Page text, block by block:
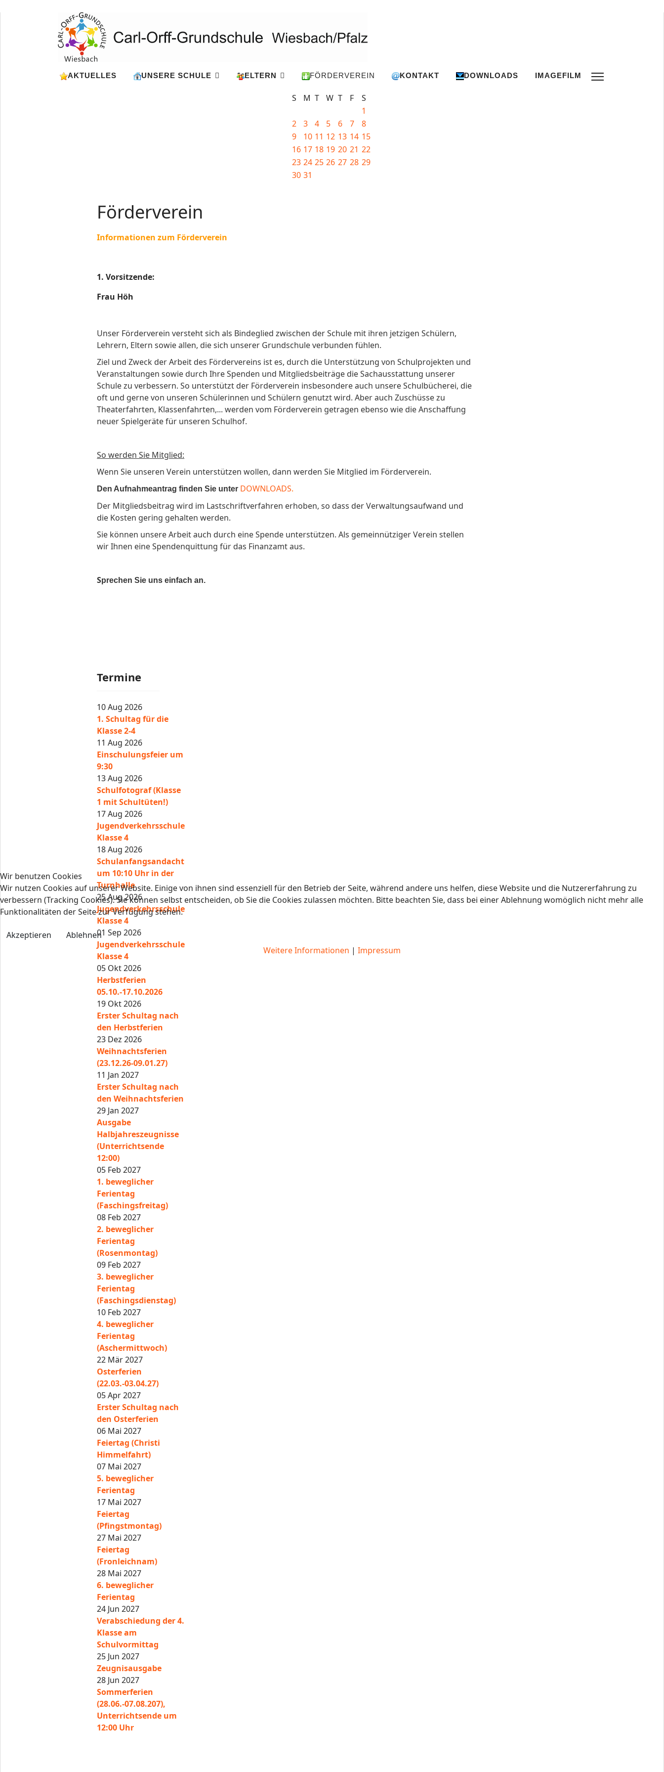
AKTUELLES UNSERE SCHULE ELTERN FÖRDERVEREIN KONTAKT DOWNLOADS IMAGEFILM
S M T W T F
S
1
2
3 4 5 6 7
8
9
10 11 12 13 14 15
16 17 18 19 20 21 22
23 24 25 26 27 28 29
30 31
Förderverein
Informationen zum Förderverein
1. Vorsitzende:
Frau Höh
Unser Förderverein versteht sich als Bindeglied zwischen der Schule mit ihren jetzigen Schülern,
Lehrern, Eltern sowie allen, die sich unserer Grundschule verbunden fühlen.
Ziel und Zweck der Arbeit des Fördervereins ist es, durch die Unterstützung von Schulprojekten und
Veranstaltungen sowie durch Ihre Spenden und Mitgliedsbeiträge die Sachausstattung unserer
Schule zu verbessern. So unterstützt der Förderverein insbesondere auch unsere Schulbücherei, die
oft und gerne von unseren Schülerinnen und Schülern genutzt wird. Aber auch Zuschüsse zu
Theaterfahrten, Klassenfahrten,... werden vom Förderverein getragen ebenso wie die Anschaffung
neuer Spielgeräte für unseren Schulhof.
So werden Sie Mitglied:
Wenn Sie unseren Verein unterstützen wollen, dann werden Sie Mitglied im Förderverein.
Den Aufnahmeantrag finden Sie unter DOWNLOADS.
Der Mitgliedsbeitrag wird im Lastschriftverfahren erhoben, so dass der Verwaltungsaufwand und
die Kosten gering gehalten werden.
Sie können unsere Arbeit auch durch eine Spende unterstützen. Als gemeinnütziger Verein stellen
wir Ihnen eine Spendenquittung für das Finanzamt aus.
Sprechen Sie uns einfach an.
Termine
10 Aug 2026
1. Schultag für die
Klasse 2-4
11 Aug 2026
Einschulungsfeier um
9:30
13 Aug 2026
Schulfotograf (Klasse
1 mit Schultüten!)
17 Aug 2026
Jugendverkehrsschule
Klasse 4
18 Aug 2026
Schulanfangsandacht
um 10:10 Uhr in der
Turnhalle
25 Aug 2026
Jugendverkehrsschule
Klasse 4
01 Sep 2026
Jugendverkehrsschule
Klasse 4
05 Okt 2026
Herbstferien
05.10.-17.10.2026
19 Okt 2026
Erster Schultag nach
den Herbstferien
23 Dez 2026
Weihnachtsferien
(23.12.26-09.01.27)
11 Jan 2027
Erster Schultag nach
den Weihnachtsferien
29 Jan 2027
Ausgabe
Halbjahreszeugnisse
(Unterrichtsende
12:00)
05 Feb 2027
1. beweglicher
Ferientag
(Faschingsfreitag)
08 Feb 2027
2. beweglicher
Ferientag
(Rosenmontag)
09 Feb 2027
3. beweglicher
Ferientag
(Faschingsdienstag)
10 Feb 2027
4. beweglicher
Ferientag
(Aschermittwoch)
22 Mär 2027
Osterferien
(22.03.-03.04.27)
05 Apr 2027
Erster Schultag nach
den Osterferien
06 Mai 2027
Feiertag (Christi
Himmelfahrt)
07 Mai 2027
5. beweglicher
Ferientag
17 Mai 2027
Feiertag
(Pfingstmontag)
27 Mai 2027
Feiertag
(Fronleichnam)
28 Mai 2027
6. beweglicher
Ferientag
24 Jun 2027
Verabschiedung der 4.
Klasse am
Schulvormittag
25 Jun 2027
Zeugnisausgabe
28 Jun 2027
Sommerferien
(28.06.-07.08.207),
Unterrichtsende um
12:00 Uhr
Wir benutzen Cookies
Wir nutzen Cookies auf unserer Website. Einige von ihnen sind essenziell für den Betrieb der Seite, während andere uns helfen, diese Website und die Nutzererfahrung zu
verbessern (Tracking Cookies). Sie können selbst entscheiden, ob Sie die Cookies zulassen möchten. Bitte beachten Sie, dass bei einer Ablehnung womöglich nicht mehr alle
Funktionalitäten der Seite zur Verfügung stehen.
Akzeptieren
Ablehnen
Weitere Informationen | Impressum